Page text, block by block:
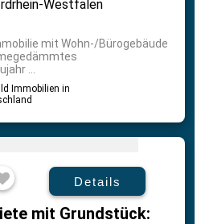
Westfalen
mit Wohn-/Bürogebäude
...
Immobilien in
Details
mit Grundstück: